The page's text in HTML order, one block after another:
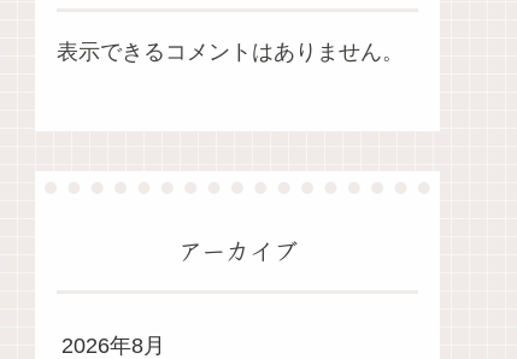
表示できるコメントはありません。
アーカイブ
2026年8月